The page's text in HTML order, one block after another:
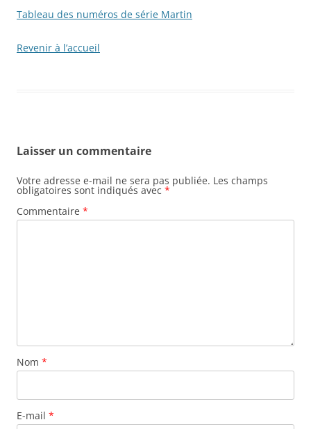
Tableau des numéros de série Martin
Revenir à l’accueil
Laisser un commentaire
Votre adresse e-mail ne sera pas publiée. Les champs
obligatoires sont indiqués avec *
Commentaire *
Nom *
E-mail *